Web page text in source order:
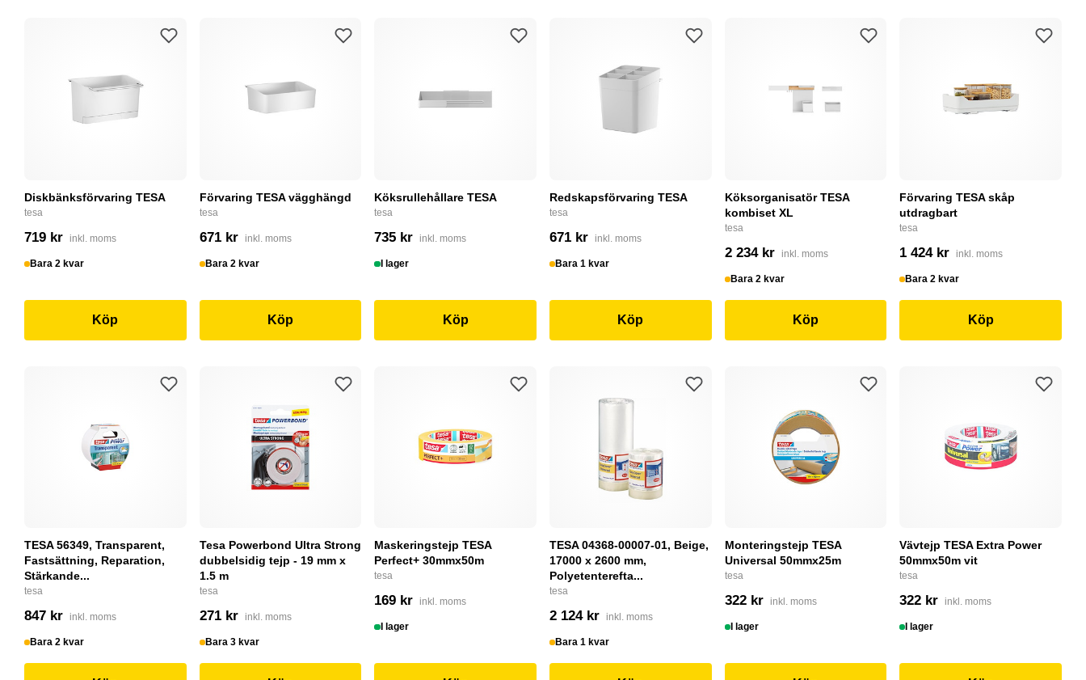
Diskbänksförvaring TESA
tesa
719 kr inkl. moms
Bara 2 kvar
Köp
Förvaring TESA vägghängd
tesa
671 kr inkl. moms
Bara 2 kvar
Köp
Köksrullehållare TESA
tesa
735 kr inkl. moms
I lager
Köp
Redskapsförvaring TESA
tesa
671 kr inkl. moms
Bara 1 kvar
Köp
Köksorganisatör TESA
kombiset XL
tesa
2 234 kr inkl. moms
Bara 2 kvar
Köp
Förvaring TESA skåp
utdragbart
tesa
1 424 kr inkl. moms
Bara 2 kvar
Köp
TESA 56349, Transparent,
Fastsättning, Reparation,
Stärkande...
tesa
847 kr inkl. moms
Bara 2 kvar
Tesa Powerbond Ultra Strong
dubbelsidig tejp - 19 mm x
1.5 m
tesa
271 kr inkl. moms
Bara 3 kvar
Maskeringstejp TESA
Perfect+ 30mmx50m
tesa
169 kr inkl. moms
I lager
TESA 04368-00007-01, Beige,
17000 x 2600 mm,
Polyetenterefta...
tesa
2 124 kr inkl. moms
Bara 1 kvar
Monteringstejp TESA
Universal 50mmx25m
tesa
322 kr inkl. moms
I lager
Vävtejp TESA Extra Power
50mmx50m vit
tesa
322 kr inkl. moms
I lager